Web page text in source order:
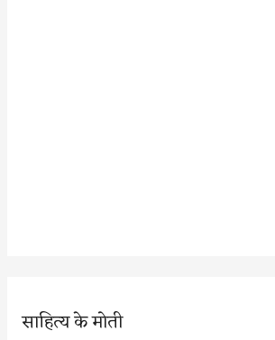
साहित्य के मोती